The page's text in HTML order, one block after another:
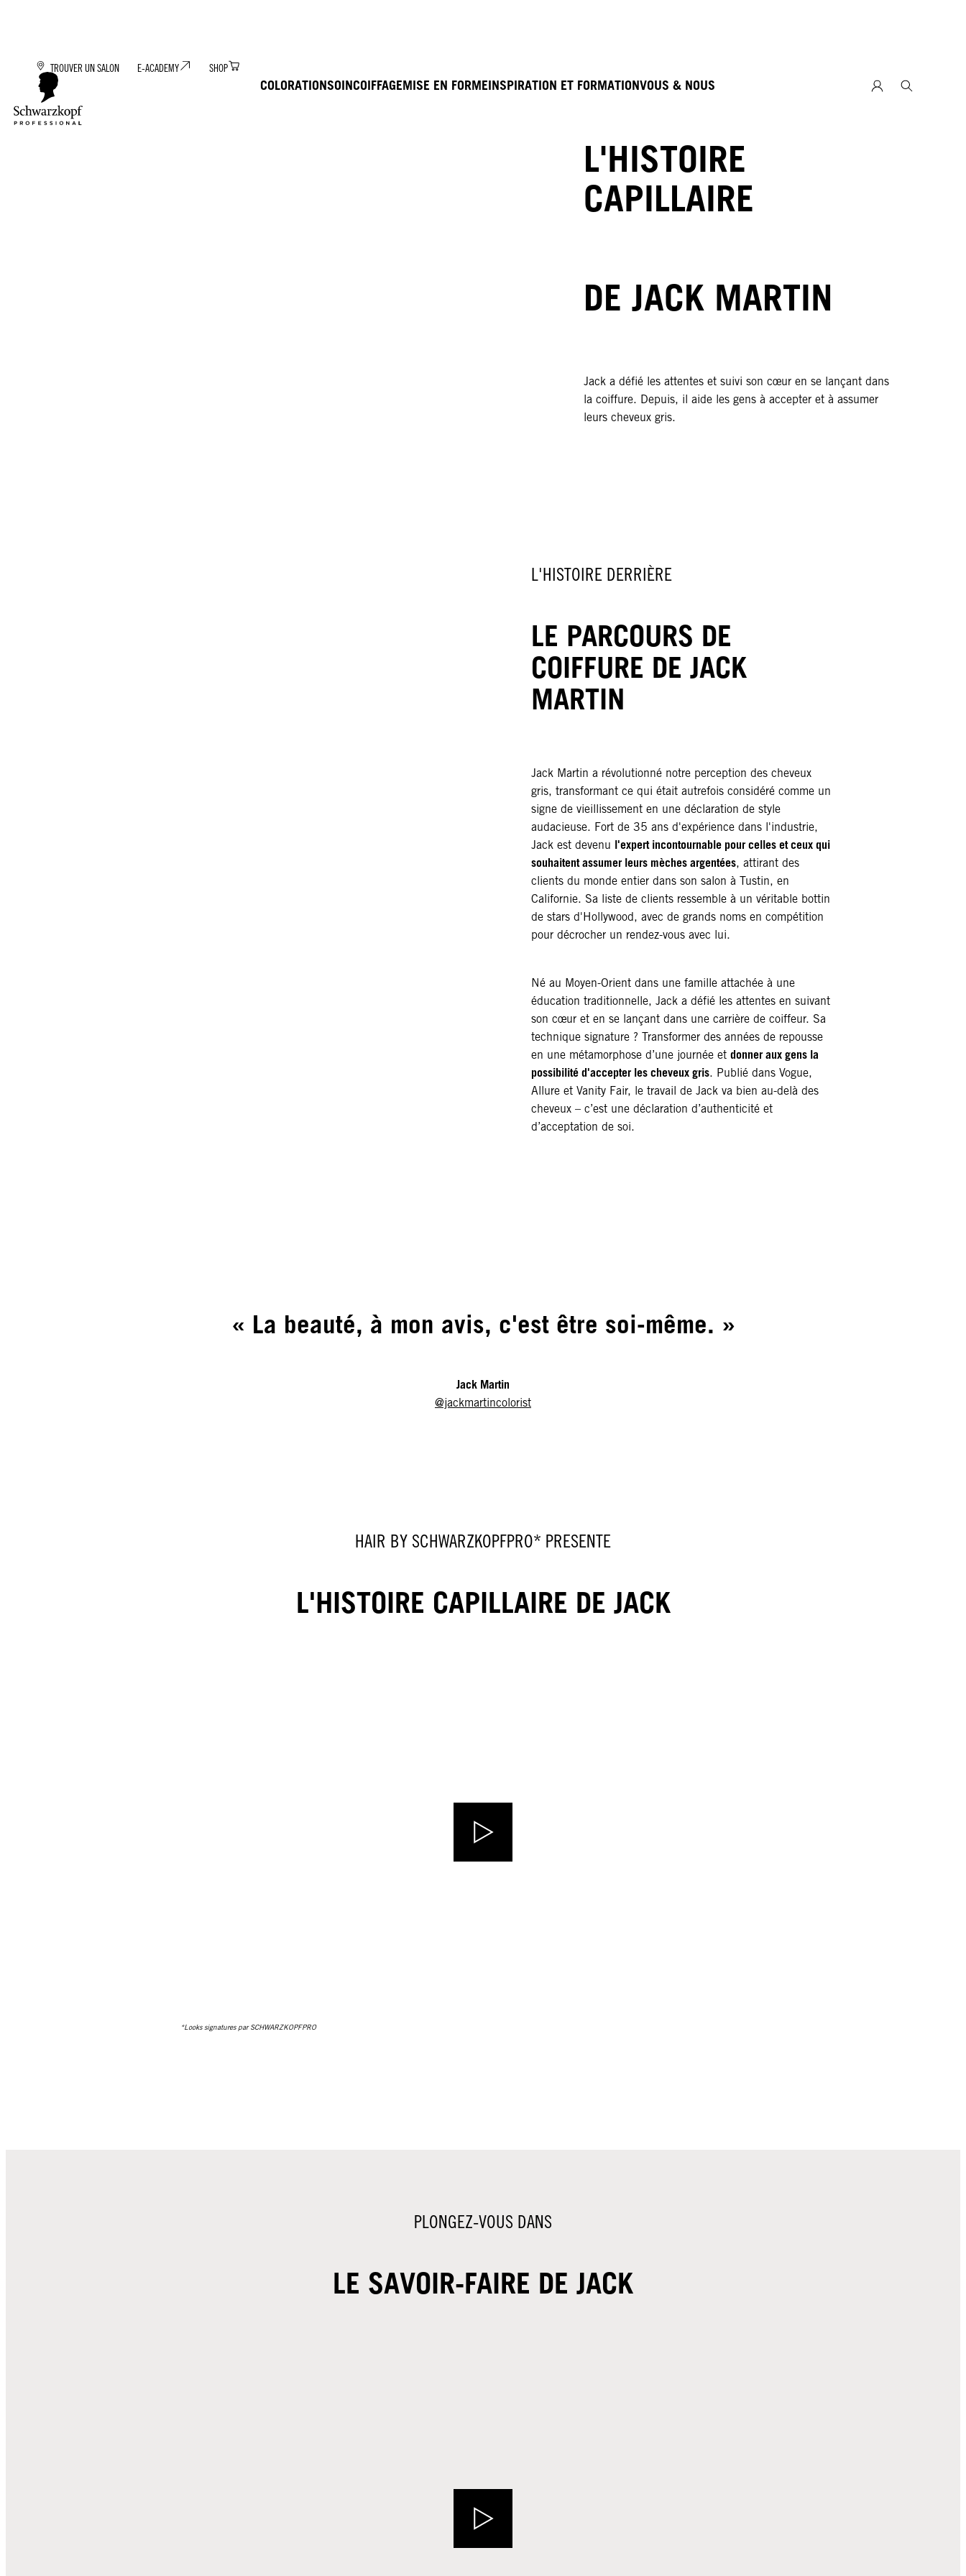
COLORATIONSOINCOIFFAGEMISE EN FORMEINSPIRATION ET FORMATIONVOUS & NOUS
TROUVER UN SALON E-ACADEMY SHOP
L'HISTOIRE
CAPILLAIRE
DE JACK MARTIN
Jack a défié les attentes et suivi son cœur en se lançant dans
la coiffure. Depuis, il aide les gens à accepter et à assumer
leurs cheveux gris.
L'HISTOIRE DERRIÈRE
LE PARCOURS DE
COIFFURE DE JACK
MARTIN
Jack Martin a révolutionné notre perception des cheveux
gris, transformant ce qui était autrefois considéré comme un
signe de vieillissement en une déclaration de style
audacieuse. Fort de 35 ans d'expérience dans l'industrie,
Jack est devenu l'expert incontournable pour celles et ceux qui
souhaitent assumer leurs mèches argentées, attirant des
clients du monde entier dans son salon à Tustin, en
Californie. Sa liste de clients ressemble à un véritable bottin
de stars d'Hollywood, avec de grands noms en compétition
pour décrocher un rendez-vous avec lui.
Né au Moyen-Orient dans une famille attachée à une
éducation traditionnelle, Jack a défié les attentes en suivant
son cœur et en se lançant dans une carrière de coiffeur. Sa
technique signature ? Transformer des années de repousse
en une métamorphose d’une journée et donner aux gens la
possibilité d'accepter les cheveux gris. Publié dans Vogue,
Allure et Vanity Fair, le travail de Jack va bien au-delà des
cheveux – c’est une déclaration d’authenticité et
d’acceptation de soi.
« La beauté, à mon avis, c'est être soi-même. »
Jack Martin
@jackmartincolorist
HAIR BY SCHWARZKOPFPRO* PRESENTE
L'HISTOIRE CAPILLAIRE DE JACK
*Looks signatures par SCHWARZKOPFPRO
PLONGEZ-VOUS DANS
LE SAVOIR-FAIRE DE JACK